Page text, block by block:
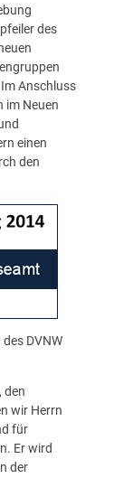
des
Anschluss
im Neuen
einen
den
DVNW
den
wir Herrn
für
Er wird
der